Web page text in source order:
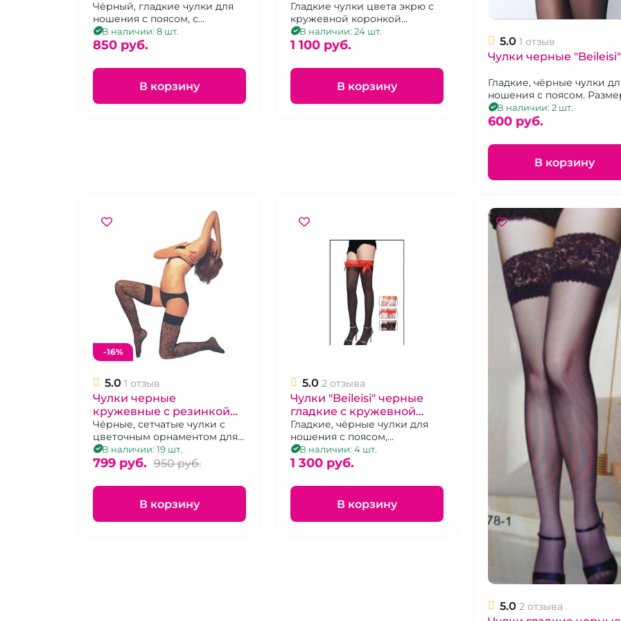
резинкой "Yiliama"
Чёрный, гладкие чулки для
ношения с поясом, с
коронкой из ткани с
"зоологическим" принтом, р.
В наличии: 8 шт.
850 pуб.
В корзину
резинкой
Гладкие чулки цвета экрю с
кружевной коронкой
усиленной двумя полосками
силикона. Размер 1-3
В наличии: 24 шт.
1 100 pуб.
В корзину
5.0 1 отзыв
Чулки черные "Beileisi"
Гладкие, чёрные чулки
ношения с поясом.
2.В наличии: 2 шт.
600 pуб.
В корзину
-16%
5.0 1 отзыв
Чулки черные
кружевные с резинкой
"Beileisi"
Чёрные, сетчатые чулки с
цветочным орнаментом для
ношения с поясом, р 3-4
В наличии: 19 шт.
799 pуб. 950 pуб.
В корзину
5.0 2 отзыва
Чулки "Beileisi" черные
гладкие с кружевной
резинкой бантом и
бусами
Гладкие, чёрные чулки для
ношения с поясом,
украшенные фестоном из
кружева, бантом и
В наличии: 4 шт.
1 300 pуб.
В корзину
5.0 2 отзыва